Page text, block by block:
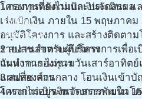
โครงการติดตามและประเมินผล
ปฎิทิน
วิเคราะห์
รายงานสำหรับผู้บริหาร
แผนงานกองทุนฯ
แผนที่องค์กร
โครงการอยู่ระหว่างการพัฒนาโค
1 กองทุนที่ยังไม่เบิกเงินจัดสรร แ
เร่งเบิกเงิน ภายใน 15 พฤษภาค
อนุมัติโครงการ และสร้างติดตา
2 สปสช.เขต จะดึงโครงการเพื่อ
วันทำการ ไม่รวมวันเสาร์อาทิต
3 สปสช.ส่วนกลาง โอนเงินเข้า
4 หากไม่เบิกเงินจัดสรรภายใน